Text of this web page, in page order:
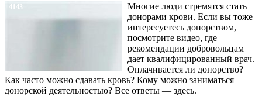
4143
Многие люди стремятся стать
донорами крови. Если вы тоже
интересуетесь донорством,
посмотрите видео, где
рекомендации добровольцам
дает квалифицированный врач.
Оплачивается ли донорство?
Как часто можно сдавать кровь? Кому можно заниматься
донорской деятельностью? Все ответы — здесь.